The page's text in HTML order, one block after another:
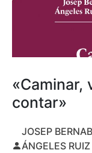
«Caminar,
contar»
JOSEP
ÁNGELES